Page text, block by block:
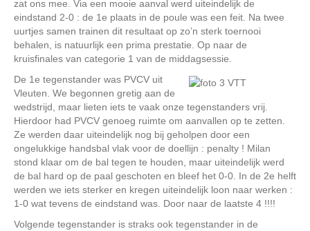
zat ons mee. Via een mooie aanval werd uiteindelijk de
eindstand 2-0 : de 1e plaats in de poule was een feit. Na twee
uurtjes samen trainen dit resultaat op zo’n sterk toernooi
behalen, is natuurlijk een prima prestatie. Op naar de
kruisfinales van categorie 1 van de middagsessie.
De 1e tegenstander was PVCV uit
Vleuten. We begonnen gretig aan de
wedstrijd, maar lieten iets te vaak onze tegenstanders vrij.
Hierdoor had PVCV genoeg ruimte om aanvallen op te zetten.
Ze werden daar uiteindelijk nog bij geholpen door een
ongelukkige handsbal vlak voor de doellijn : penalty ! Milan
stond klaar om de bal tegen te houden, maar uiteindelijk werd
de bal hard op de paal geschoten en bleef het 0-0. In de 2e helft
werden we iets sterker en kregen uiteindelijk loon naar werken :
1-0 wat tevens de eindstand was. Door naar de laatste 4 !!!!
Volgende tegenstander is straks ook tegenstander in de